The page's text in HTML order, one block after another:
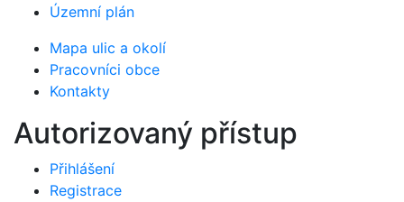
Územní plán
Mapa ulic a okolí
Pracovníci obce
Kontakty
Autorizovaný přístup
Přihlášení
Registrace